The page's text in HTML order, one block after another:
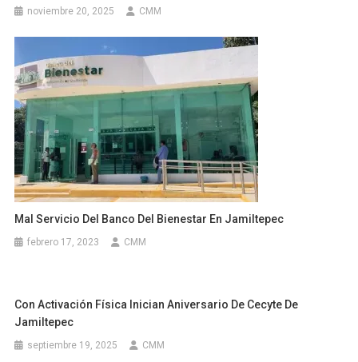
noviembre 20, 2025 CMM
Mal Servicio Del Banco Del Bienestar En Jamiltepec
febrero 17, 2023 CMM
Con Activación Física Inician Aniversario De Cecyte De
Jamiltepec
septiembre 19, 2025 CMM